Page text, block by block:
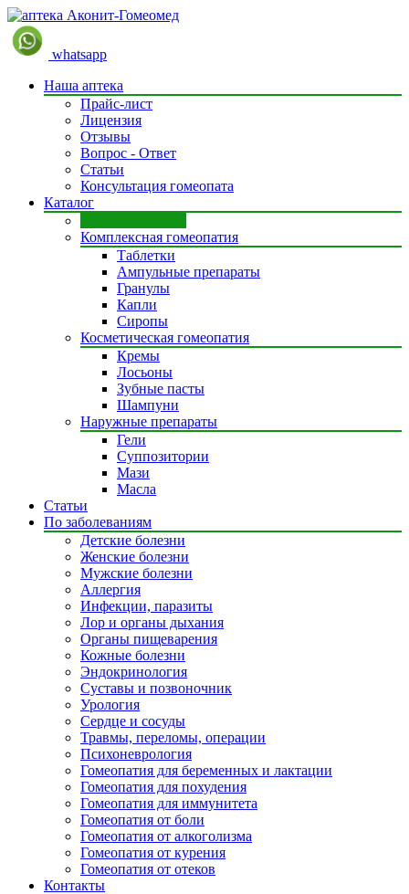
whatsapp
Наша аптека
Прайс-лист
Лицензия
Отзывы
Вопрос - Ответ
Статьи
Консультация гомеопата
Каталог
Комплексная гомеопатия
Таблетки
Ампульные препараты
Гранулы
Капли
Сиропы
Косметическая гомеопатия
Кремы
Лосьоны
Зубные пасты
Шампуни
Наружные препараты
Гели
Суппозитории
Мази
Масла
Статьи
По заболеваниям
Детские болезни
Женские болезни
Мужские болезни
Аллергия
Инфекции, паразиты
Лор и органы дыхания
Органы пищеварения
Кожные болезни
Эндокринология
Суставы и позвоночник
Урология
Сердце и сосуды
Травмы, переломы, операции
Психоневрология
Гомеопатия для беременных и лактации
Гомеопатия для похудения
Гомеопатия для иммунитета
Гомеопатия от боли
Гомеопатия от алкоголизма
Гомеопатия от курения
Гомеопатия от отеков
Контакты